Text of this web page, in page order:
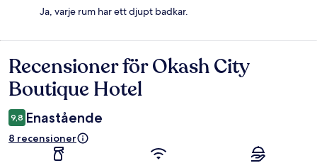
Ja, varje rum har ett djupt badkar.
Recensioner
Recensioner för Okash City
Boutique Hotel
9,8 Enastående
8 recensioner